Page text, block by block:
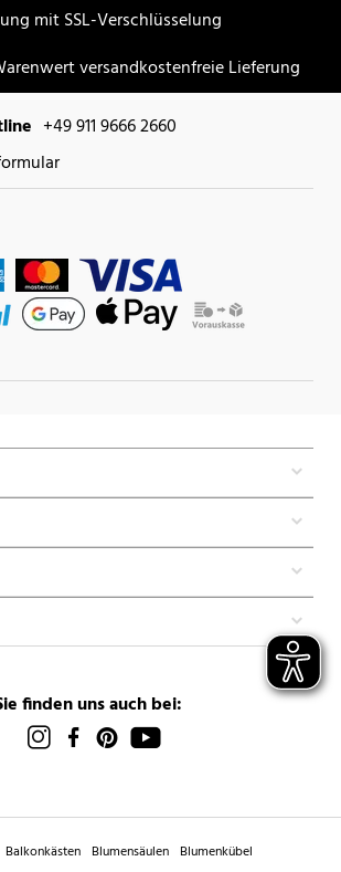
mit SSL-Verschlüsselung
versandkostenfreie Lieferung
+49 911 9666 2660
finden uns auch bei:
Balkonkästen Blumensäulen Blumenkübel